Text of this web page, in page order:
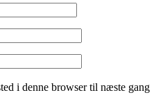
i denne browser til næste gang